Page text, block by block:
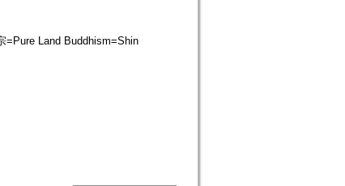
=Pure Land Buddhism=Shin